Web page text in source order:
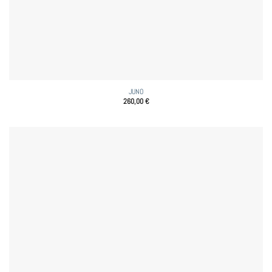
JUNO
260,00€